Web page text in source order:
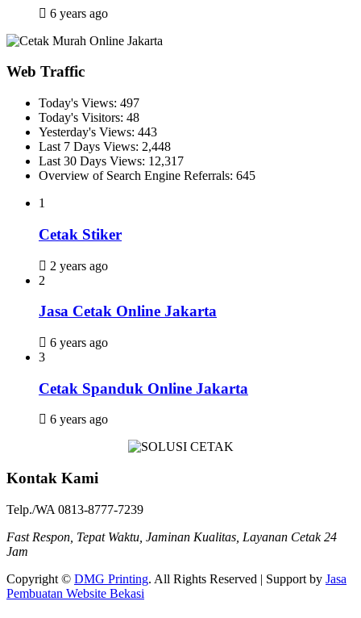
6 years ago
Web Traffic
Today's Views: 497
Today's Visitors: 48
Yesterday's Views: 443
Last 7 Days Views: 2,448
Last 30 Days Views: 12,317
Overview of Search Engine Referrals: 645
1
Cetak Stiker
2 years ago
2
Jasa Cetak Online Jakarta
6 years ago
3
Cetak Spanduk Online Jakarta
6 years ago
Kontak Kami
Telp./WA 0813-8777-7239
Fast Respon, Tepat Waktu, Jaminan Kualitas, Layanan Cetak 24
Jam
Copyright © DMG Printing. All Rights Reserved | Support by Jasa
Pembuatan Website Bekasi